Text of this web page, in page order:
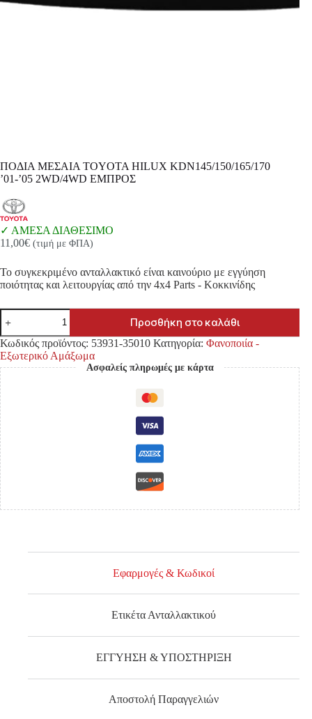
ΠΟΔΙΑ ΜΕΣΑΙΑ TOYOTA HILUX KDN145/150/165/170
’01-’05 2WD/4WD ΕΜΠΡΟΣ
ΑΜΕΣΑ ΔΙΑΘΕΣΙΜΟ
11,00€ (τιμή με ΦΠΑ)
Το συγκεκριμένο ανταλλακτικό είναι καινούριο με εγγύηση
ποιότητας και λειτουργίας από την 4x4 Parts - Κοκκινίδης
ΠΟΔΙΑ
ΜΕΣΑΙΑ
TOYOTA
HILUX
KDN145/150/165/170
'01-
'05
2WD/4WD
ΕΜΠΡΟΣ
ποσότητα
Προσθήκη στο καλάθι
Κωδικός προϊόντος: 53931-35010 Κατηγορία: Φανοποιία -
Εξωτερικό Αμάξωμα
Ασφαλείς πληρωμές με κάρτα
Εφαρμογές & Κωδικοί
Ετικέτα Ανταλλακτικού
ΕΓΓΥΗΣΗ & ΥΠΟΣΤΗΡΙΞΗ
Αποστολή Παραγγελιών